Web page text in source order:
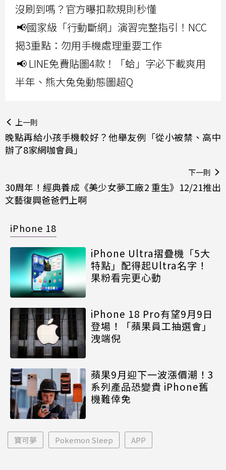
沒刷到嗎？官方曝扣款規則秒懂
📢國家級「行動斷網」演習完整指引！NCC
揭3重點：勿用手機處理重要工作
📢 LINE免費貼圖4款！「蛤」字必下載爽用
半年、熊大兔兔動態圖超Q
上一則
晚點再給小孩手機較好？他舉友例「從小被禁、高中
辦了8家網咖會員」
下一則
30周年！經典養成《美少女夢工廠2 重生》12/21推出
文藝復興爸爸們上啊
iPhone 18
iPhone Ultra摺疊機「5大
特點」配得起Ultra名字！
果粉看完更心動
iPhone 18 Pro有望9月9日
登場！「蘋果員工抽選會」
洩端倪
蘋果9月迎下一波漲價潮！3
系列產品恐變貴 iPhone舊
機難倖免
寶可夢 Pokemon Sleep APP